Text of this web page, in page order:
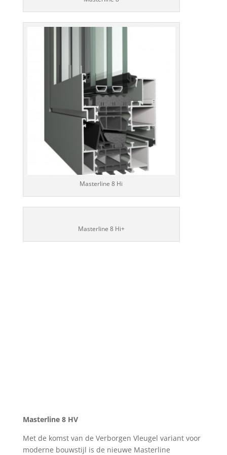
Masterline 8 Hi
Masterline 8 Hi+
Masterline 8 HV
Met de komst van de Verborgen Vleugel variant voor
moderne bouwstijl is de nieuwe Masterline